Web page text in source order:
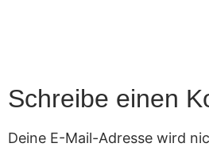
Schreibe einen
Deine E-Mail-Adresse wird